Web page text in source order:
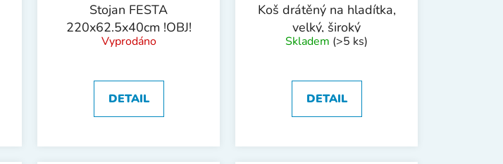
Stojan FESTA
220x62.5x40cm !OBJ!
Vyprodáno
DETAIL
Koš drátěný na hladítka,
velký, široký
Skladem (>5 ks)
DETAIL